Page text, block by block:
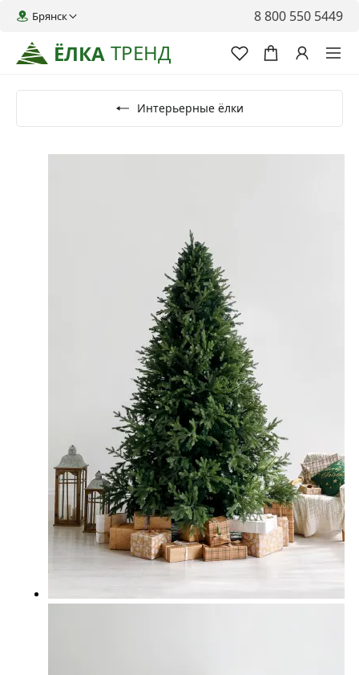
ЁЛКА ТРЕНД
Брянск 8 800 550 5449
Интерьерные ёлки